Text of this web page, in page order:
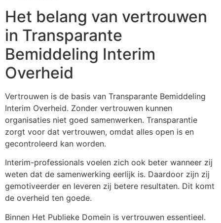
Het belang van vertrouwen
in Transparante
Bemiddeling Interim
Overheid
Vertrouwen is de basis van Transparante Bemiddeling
Interim Overheid. Zonder vertrouwen kunnen
organisaties niet goed samenwerken. Transparantie
zorgt voor dat vertrouwen, omdat alles open is en
gecontroleerd kan worden.
Interim-professionals voelen zich ook beter wanneer zij
weten dat de samenwerking eerlijk is. Daardoor zijn zij
gemotiveerder en leveren zij betere resultaten. Dit komt
de overheid ten goede.
Binnen Het Publieke Domein is vertrouwen essentieel.